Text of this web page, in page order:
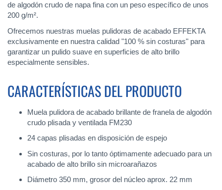
de algodón crudo de napa fina con un peso específico de unos
200 g/m².
Ofrecemos nuestras muelas pulidoras de acabado EFFEKTA
exclusivamente en nuestra calidad "100 % sin costuras" para
garantizar un pulido suave en superficies de alto brillo
especialmente sensibles.
CARACTERÍSTICAS DEL PRODUCTO
Muela pulidora de acabado brillante de franela de algodón
crudo plisada y ventilada FM230
24 capas plisadas en disposición de espejo
Sin costuras, por lo tanto óptimamente adecuado para un
acabado de alto brillo sin microarañazos
Diámetro 350 mm, grosor del núcleo aprox. 22 mm